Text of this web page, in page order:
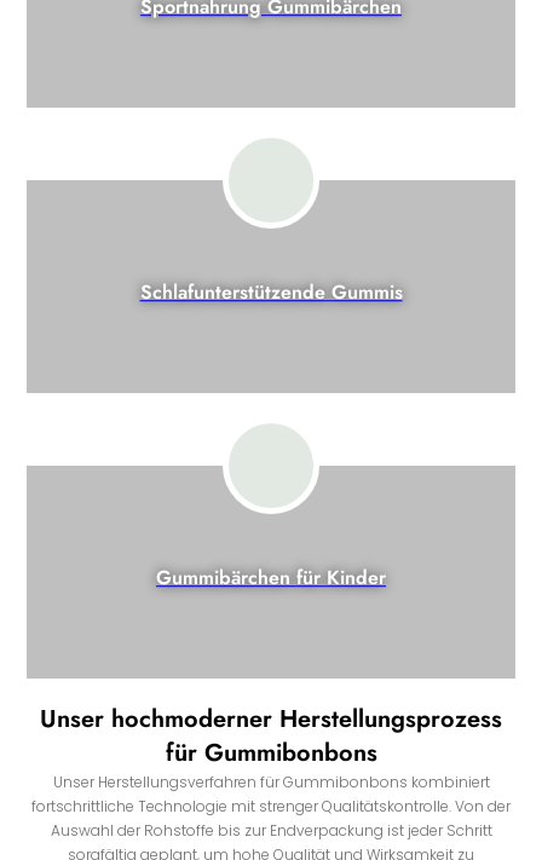
Sportnahrung Gummibärchen
Schlafunterstützende Gummis
Gummibärchen für Kinder
Unser hochmoderner Herstellungsprozess
für Gummibonbons
Unser Herstellungsverfahren für Gummibonbons kombiniert
fortschrittliche Technologie mit strenger Qualitätskontrolle. Von der
Auswahl der Rohstoffe bis zur Endverpackung ist jeder Schritt
sorgfältig geplant, um hohe Qualität und Wirksamkeit zu